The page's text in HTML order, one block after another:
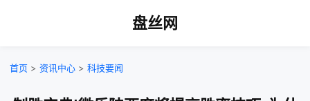
盘丝网
首页 > 资讯中心 > 科技要闻